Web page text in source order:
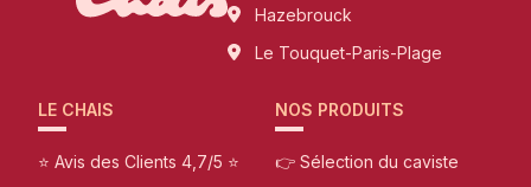
Hazebrouck
Le Touquet-Paris-Plage
LE CHAIS
⭐ Avis des Clients 4,7/5 ⭐
NOS PRODUITS
👉 Sélection du caviste